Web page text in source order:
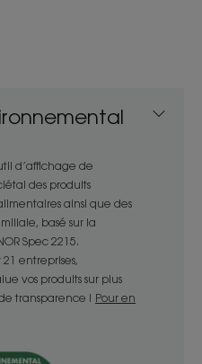
ENVIRONNEMENT
l’eau et se transforme en
d’affichage de
des produits
ainsi que des
basé sur la
Spec 2215.
entreprises,
vos produits sur plus
transparence ! Pour en